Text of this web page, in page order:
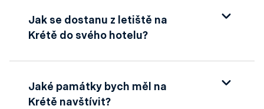
je teplé počasí a moře ideální ke koupání.
Jak se dostanu z letiště na
Krétě do svého hotelu?
linky i půjčovny aut. Většina letovisek má
dobré spojení s hlavními letišti Heraklion a
Jaké památky bych měl na
Krétě navštívit?